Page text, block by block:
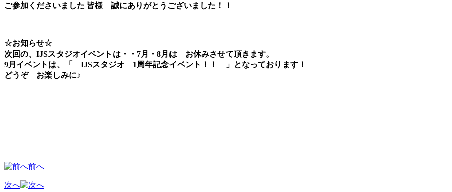
ご参加くださいました 皆様 誠にありがとうございました！！
☆お知らせ☆
次回の、IJSスタジオイベントは・・7月・8月は お休みさせて頂きます。
9月イベントは、「 IJSスタジオ 1周年記念イベント！！ 」となっております！
どうぞ お楽しみに♪
前へ
次へ